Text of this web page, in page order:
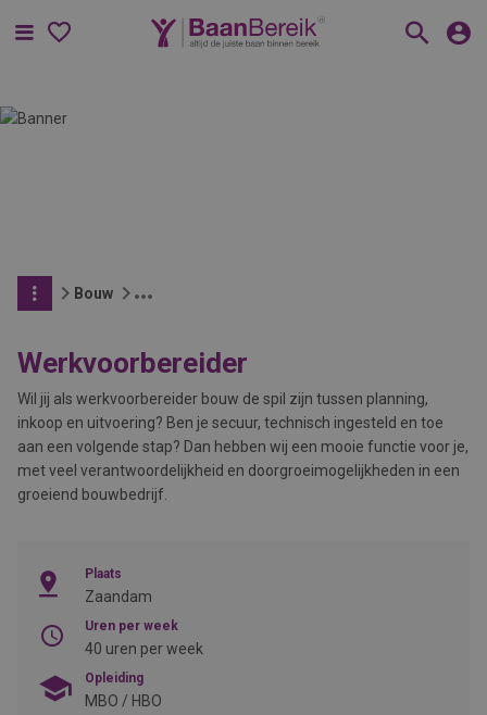
Menu
Bouw
Werkvoorbereider
Wil jij als werkvoorbereider bouw de spil zijn tussen planning,
inkoop en uitvoering? Ben je secuur, technisch ingesteld en toe
aan een volgende stap? Dan hebben wij een mooie functie voor je,
met veel verantwoordelijkheid en doorgroeimogelijkheden in een
groeiend bouwbedrijf.
Plaats
Zaandam
Uren per week
40 uren per week
Opleiding
MBO / HBO